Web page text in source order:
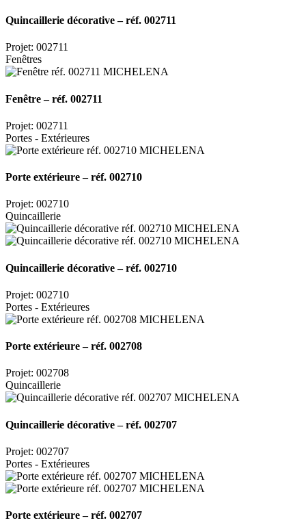
Quincaillerie décorative – réf. 002711
Projet: 002711
Fenêtres
Fenêtre – réf. 002711
Projet: 002711
Portes - Extérieures
Porte extérieure – réf. 002710
Projet: 002710
Quincaillerie
Quincaillerie décorative – réf. 002710
Projet: 002710
Portes - Extérieures
Porte extérieure – réf. 002708
Projet: 002708
Quincaillerie
Quincaillerie décorative – réf. 002707
Projet: 002707
Portes - Extérieures
Porte extérieure – réf. 002707